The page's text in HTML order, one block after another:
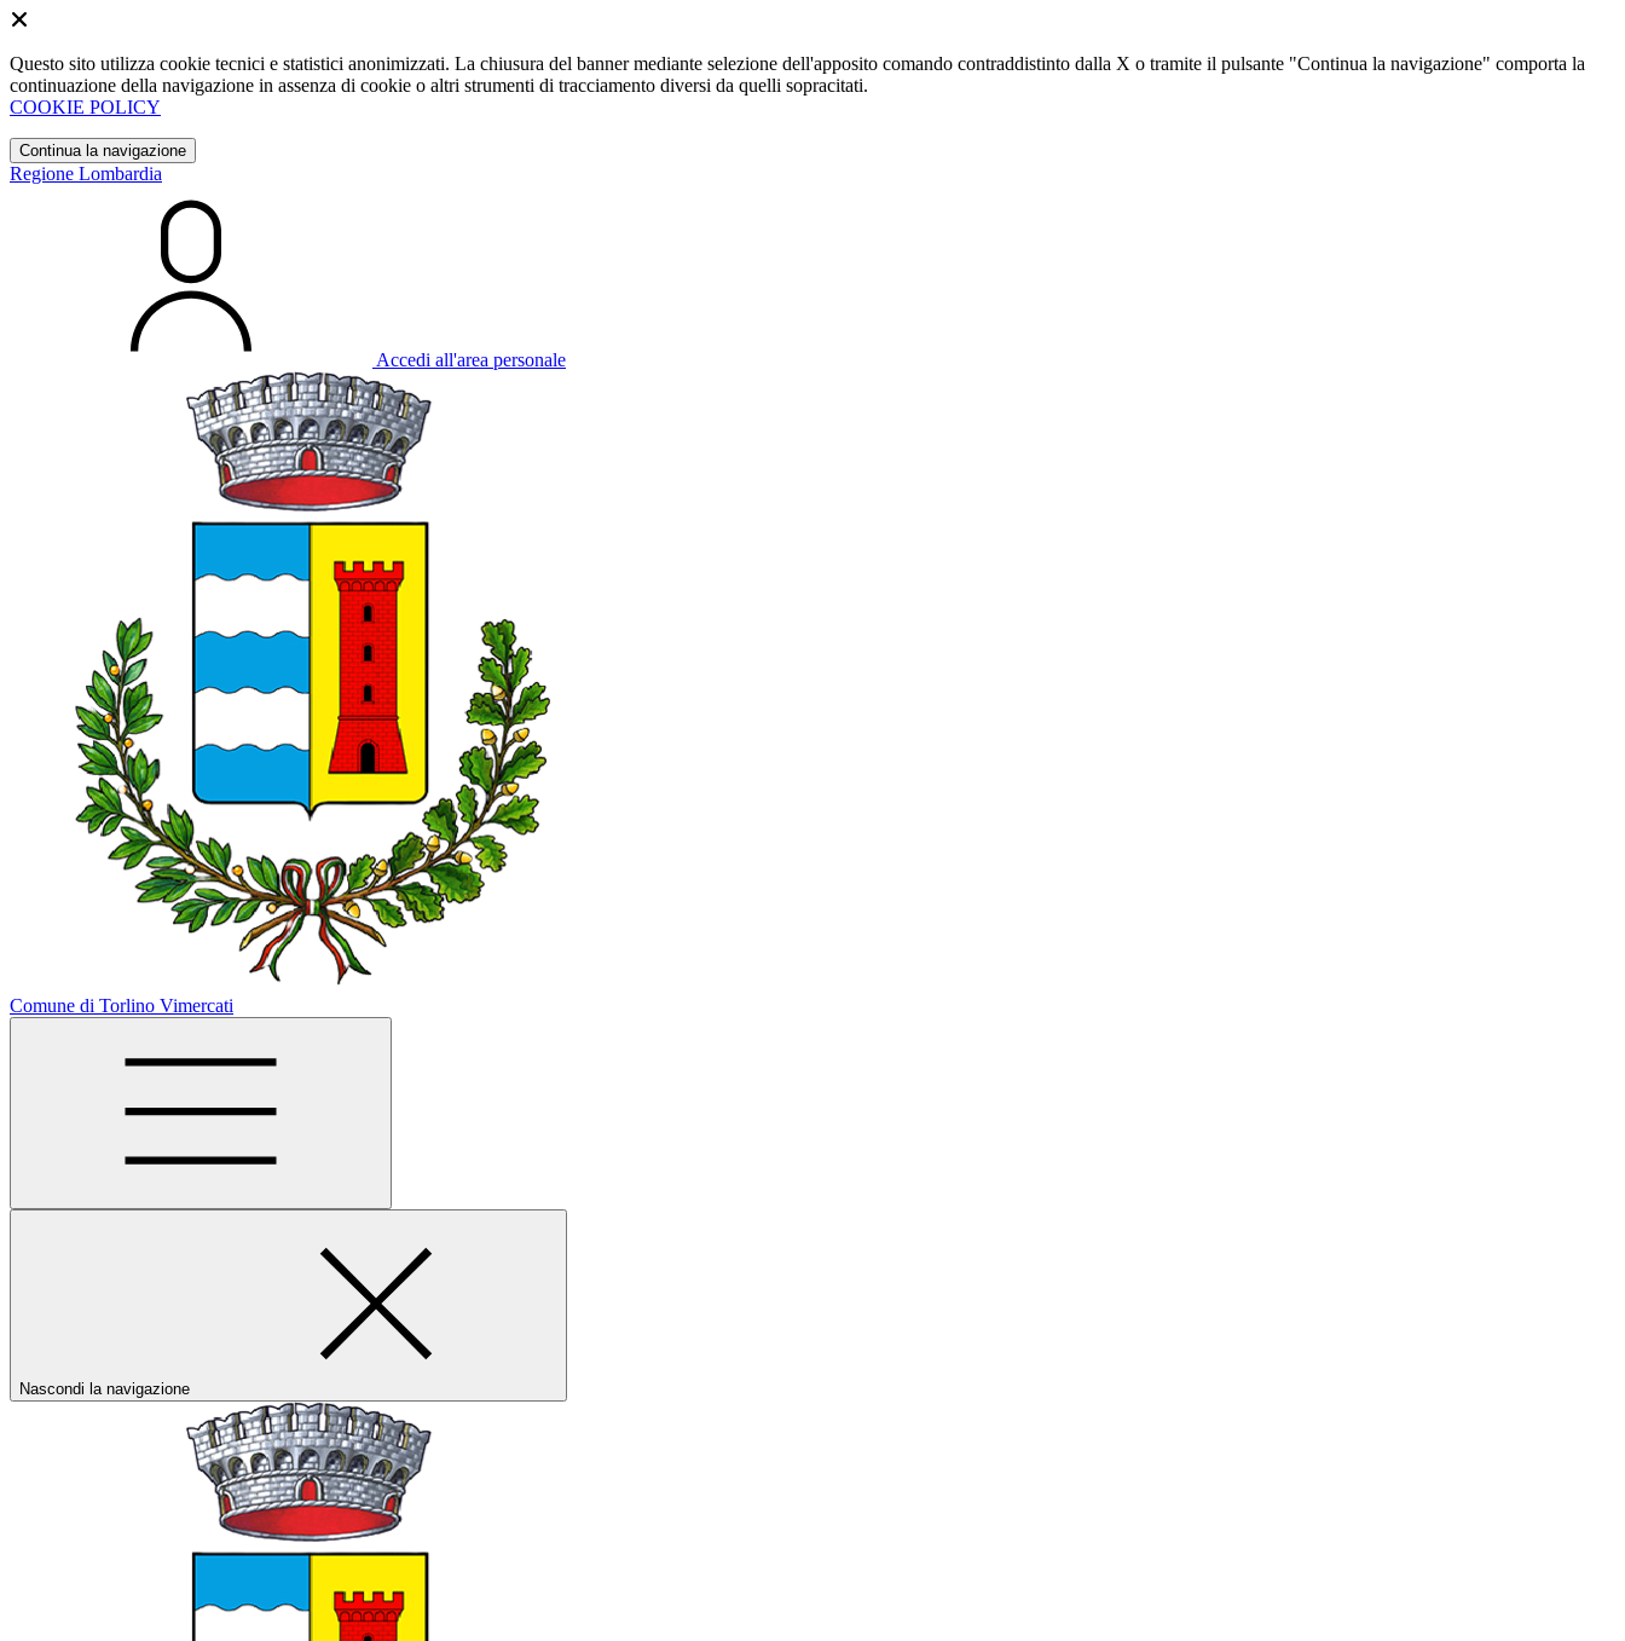
Questo sito utilizza cookie tecnici e statistici anonimizzati. La chiusura del banner mediante selezione dell'apposito comando contraddistinto dalla X o tramite il pulsante "Continua la navigazione" comporta la
continuazione della navigazione in assenza di cookie o altri strumenti di tracciamento diversi da quelli sopracitati.
COOKIE POLICY
Continua la navigazione
Regione Lombardia
Accedi all'area personale
Comune di Torlino Vimercati
Nascondi la navigazione